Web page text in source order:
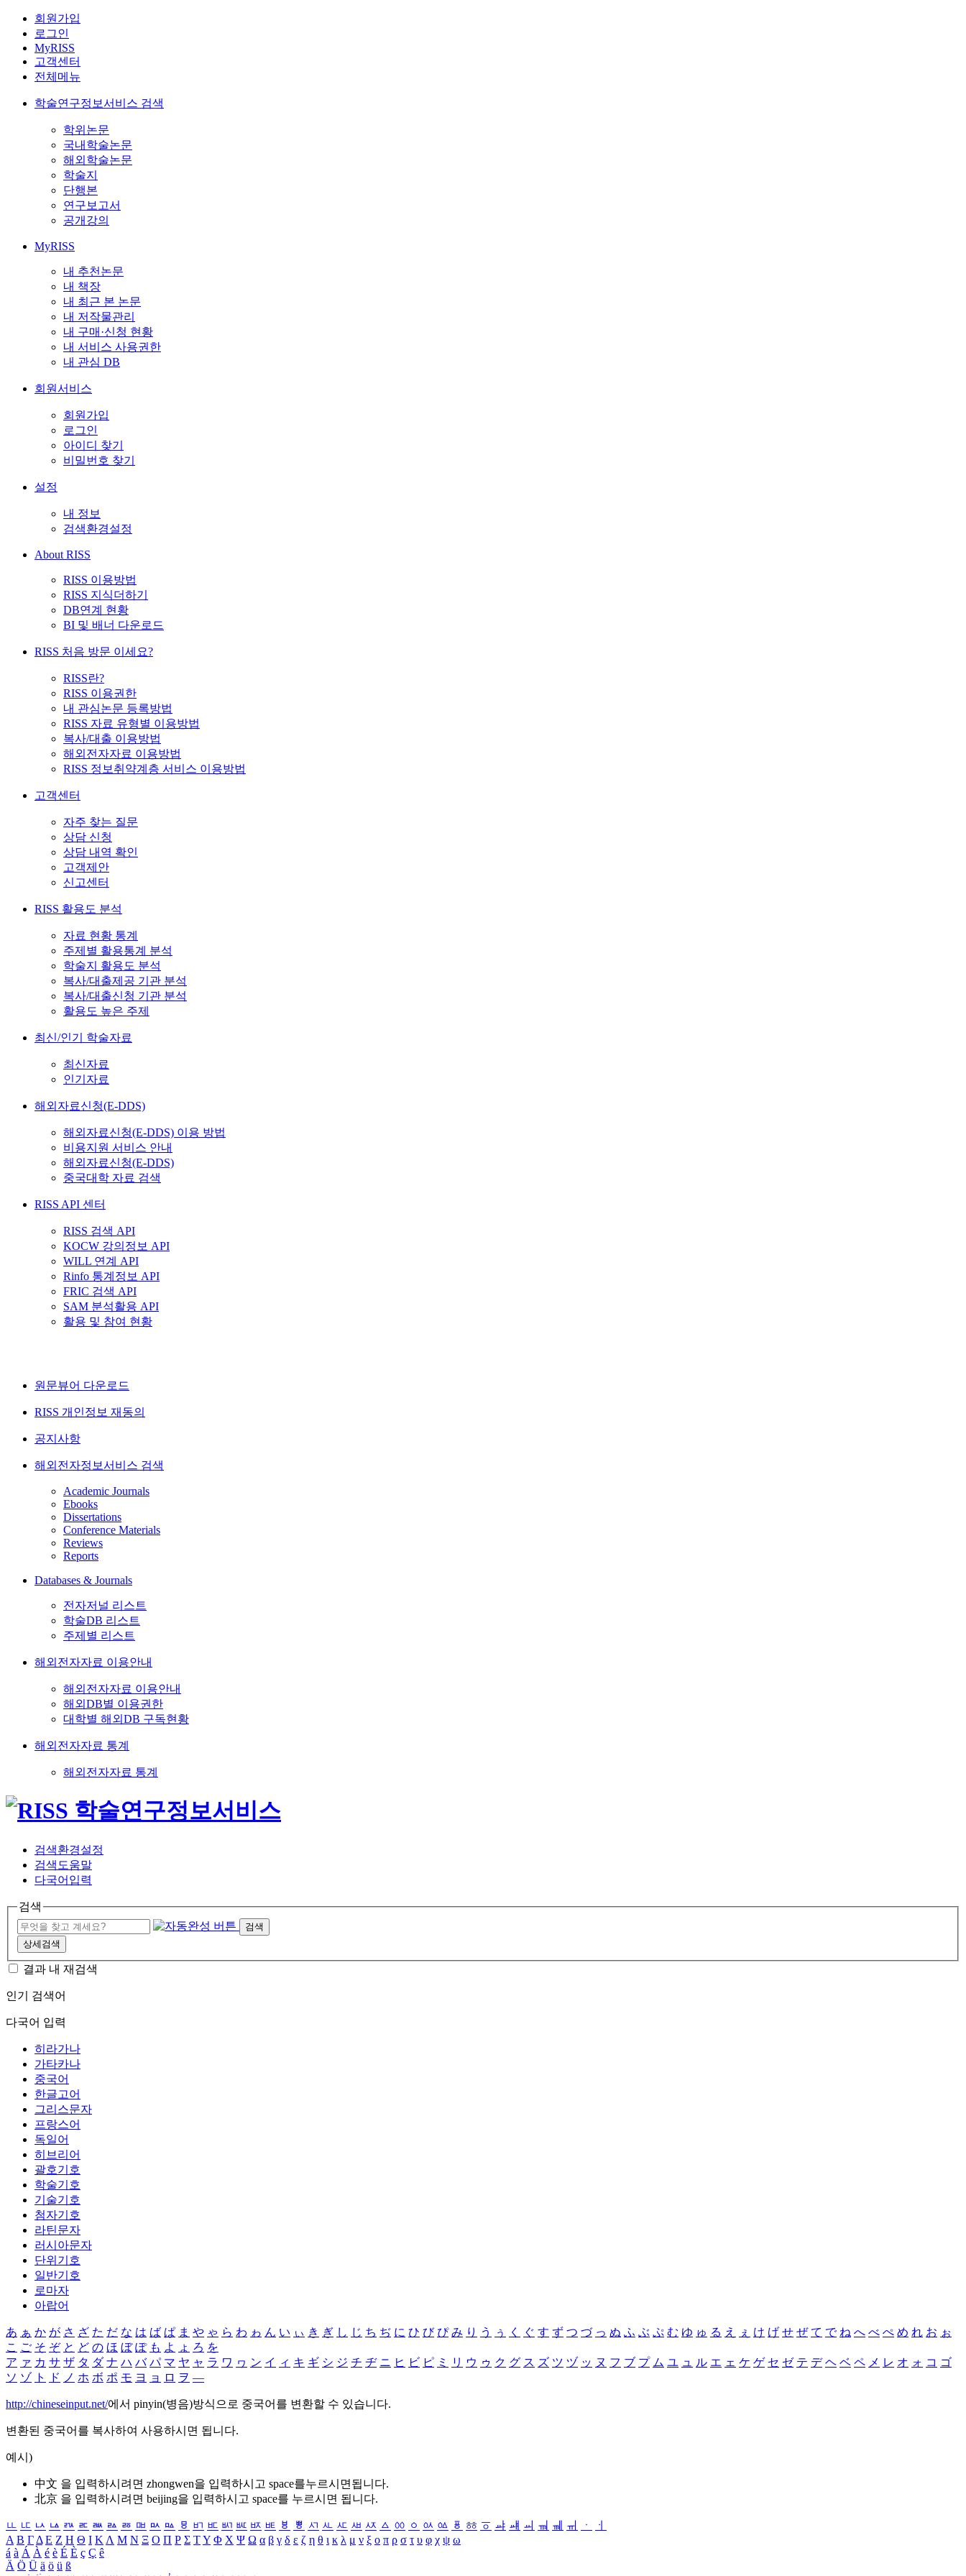
회원가입
로그인
MyRISS
고객센터
전체메뉴
학술연구정보서비스 검색
학위논문
국내학술논문
해외학술논문
학술지
단행본
연구보고서
공개강의
MyRISS
내 추천논문
내 책장
내 최근 본 논문
내 저작물관리
내 구매·신청 현황
내 서비스 사용권한
내 관심 DB
회원서비스
회원가입
로그인
아이디 찾기
비밀번호 찾기
설정
내 정보
검색환경설정
About RISS
RISS 이용방법
RISS 지식더하기
DB연계 현황
BI 및 배너 다운로드
RISS 처음 방문 이세요?
RISS란?
RISS 이용권한
내 관심논문 등록방법
RISS 자료 유형별 이용방법
복사/대출 이용방법
해외전자자료 이용방법
RISS 정보취약계층 서비스 이용방법
고객센터
자주 찾는 질문
상담 신청
상담 내역 확인
고객제안
신고센터
RISS 활용도 분석
자료 현황 통계
주제별 활용통계 분석
학술지 활용도 분석
복사/대출제공 기관 분석
복사/대출신청 기관 분석
활용도 높은 주제
최신/인기 학술자료
최신자료
인기자료
해외자료신청(E-DDS)
해외자료신청(E-DDS) 이용 방법
비용지원 서비스 안내
해외자료신청(E-DDS)
중국대학 자료 검색
RISS API 센터
RISS 검색 API
KOCW 강의정보 API
WILL 연계 API
Rinfo 통계정보 API
FRIC 검색 API
SAM 분석활용 API
활용 및 참여 현황
원문뷰어 다운로드
RISS 개인정보 재동의
공지사항
해외전자정보서비스 검색
Academic Journals
Ebooks
Dissertations
Conference Materials
Reviews
Reports
Databases & Journals
전자저널 리스트
학술DB 리스트
주제별 리스트
해외전자자료 이용안내
해외전자자료 이용안내
해외DB별 이용권한
대학별 해외DB 구독현황
해외전자자료 통계
해외전자자료 통계
검색환경설정
검색도움말
다국어입력
검색
검색
상세검색
결과 내 재검색
인기 검색어
다국어 입력
히라가나
가타카나
중국어
한글고어
그리스문자
프랑스어
독일어
히브리어
괄호기호
학술기호
기술기호
첨자기호
라틴문자
러시아문자
단위기호
일반기호
로마자
아랍어
あ ぁ か が さ ざ た だ な は ば ぱ ま や ゃ ら わ ゎ ん い ぃ き ぎ し じ ち ぢ に ひ び ぴ み り う ぅ く ぐ す ず つ づ っ ぬ ふ ぶ ぷ む ゆ ゅ る え ぇ け げ せ ぜ て で ね へ べ ぺ め れ お ぉ
こ ご そ ぞ と ど の ほ ぼ ぽ も よ ょ ろ を
ア ァ カ サ ザ タ ダ ナ ハ バ パ マ ヤ ャ ラ ワ ヮ ン イ ィ キ ギ シ ジ チ ヂ ニ ヒ ビ ピ ミ リ ウ ゥ ク グ ス ズ ツ ヅ ッ ヌ フ ブ プ ム ユ ュ ル エ ェ ケ ゲ セ ゼ テ デ ヘ ベ ペ メ レ オ ォ コ ゴ
ソ ゾ ト ド ノ ホ ボ ポ モ ヨ ョ ロ ヲ ―
http://chineseinput.net/에서 pinyin(병음)방식으로 중국어를 변환할 수 있습니다.
변환된 중국어를 복사하여 사용하시면 됩니다.
예시)
中文 을 입력하시려면 zhongwen을 입력하시고 space를누르시면됩니다.
北京 을 입력하시려면 beijing을 입력하시고 space를 누르시면 됩니다.
ㅥ ㅦ ㅧ ㅨ ㅩ ㅪ ㅫ ㅬ ㅭ ㅮ ㅯ ㅰ ㅱ ㅲ ㅳ ㅴ ㅵ ㅶ ㅷ ㅸ ㅹ ㅺ ㅻ ㅼ ㅽ ㅾ ㅿ ㆀ ㆁ ㆂ ㆃ ㆄ ㆅ ㆆ ㆇ ㆈ ㆉ ㆊ ㆋ ㆌ ㆍ
ㆎ
Α Β ΓΔ Ε Ζ Η Θ Ι ΚΛ Μ Ν Ξ Ο Π Ρ Σ ΤΥ Φ Χ Ψ Ω α β γ δ ε ζ η θ ι κ λ μ ν ξ ο π ρ σ τ υ φ χ ψ ω
á à Á À é è É È ç Ç ê
Ä Ö Ü ä ö ü ß